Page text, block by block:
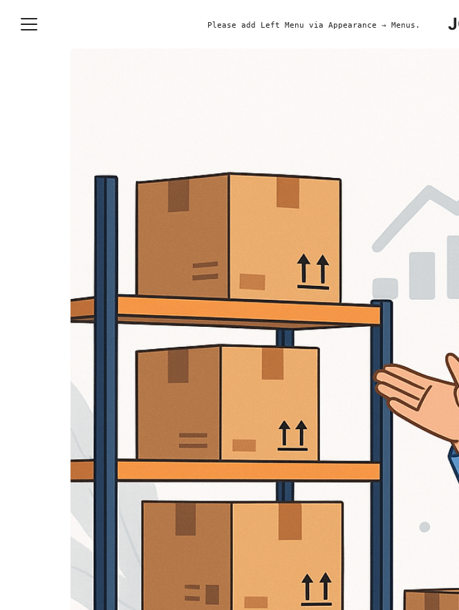
Please add Left Menu via Appearance → Menus.